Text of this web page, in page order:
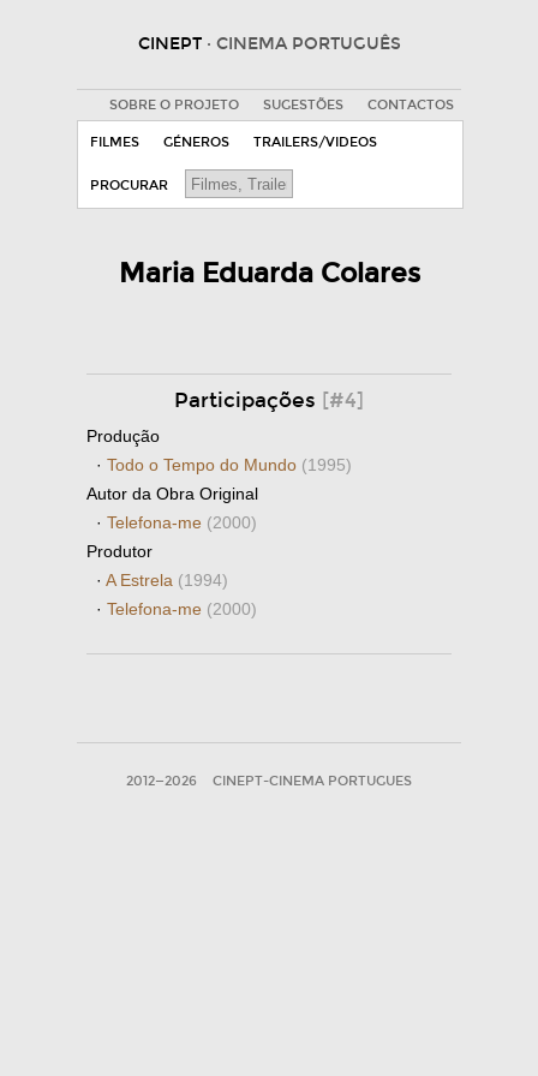
CINEPT · CINEMA PORTUGUÊS
SOBRE O PROJETO SUGESTÕES CONTACTOS
FILMES GÉNEROS TRAILERS/VIDEOS
PROCURAR
Maria Eduarda Colares
Participações [#4]
Produção
· Todo o Tempo do Mundo (1995)
Autor da Obra Original
· Telefona-me (2000)
Produtor
· A Estrela (1994)
· Telefona-me (2000)
2012—2026 CINEPT-CINEMA PORTUGUES